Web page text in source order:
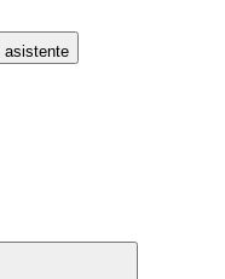
asistente